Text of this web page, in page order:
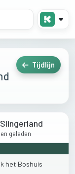
Tijdlijn
geleden
het Boshuis